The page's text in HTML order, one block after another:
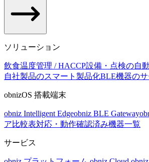
ソリューション
飲食温度管理 / HACCP設備・点検の自
自社製品のスマート製品化BLE機器の
obnizOS 搭載端末
obniz Intelligent Edgeobniz BLE Gateway
ア比較表対応・動作確認済み機器一覧
サービス